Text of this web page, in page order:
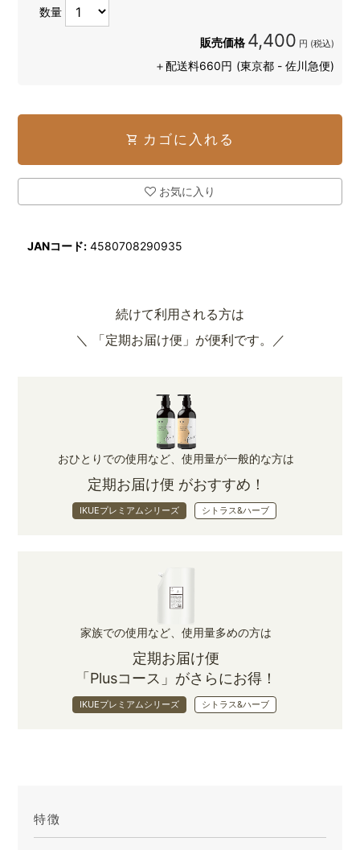
数量
販売価格 4,400 円 (税込)
＋配送料660円 (東京都 - 佐川急便)
shopping_cart カゴに入れる
お気に入り
JANコード: 4580708290935
続けて利用される方は
＼ 「定期お届け便」が便利です。／
おひとりでの使用など、使用量が一般的な方は
定期お届け便 がおすすめ！
IKUEプレミアムシリーズ シトラス&ハーブ
家族での使用など、使用量多めの方は
定期お届け便
「Plusコース」がさらにお得！
IKUEプレミアムシリーズ シトラス&ハーブ
特徴